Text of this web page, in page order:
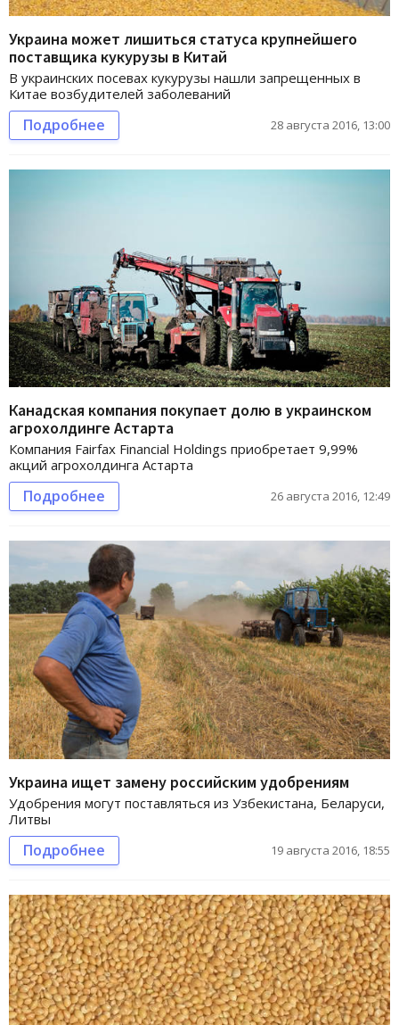
Украина может лишиться статуса крупнейшего
поставщика кукурузы в Китай
В украинских посевах кукурузы нашли запрещенных в
Китае возбудителей заболеваний
Подробнее 28 августа 2016, 13:00
Канадская компания покупает долю в украинском
агрохолдинге Астарта
Компания Fairfax Financial Holdings приобретает 9,99%
акций агрохолдинга Астарта
Подробнее 26 августа 2016, 12:49
Украина ищет замену российским удобрениям
Удобрения могут поставляться из Узбекистана, Беларуси,
Литвы
Подробнее 19 августа 2016, 18:55